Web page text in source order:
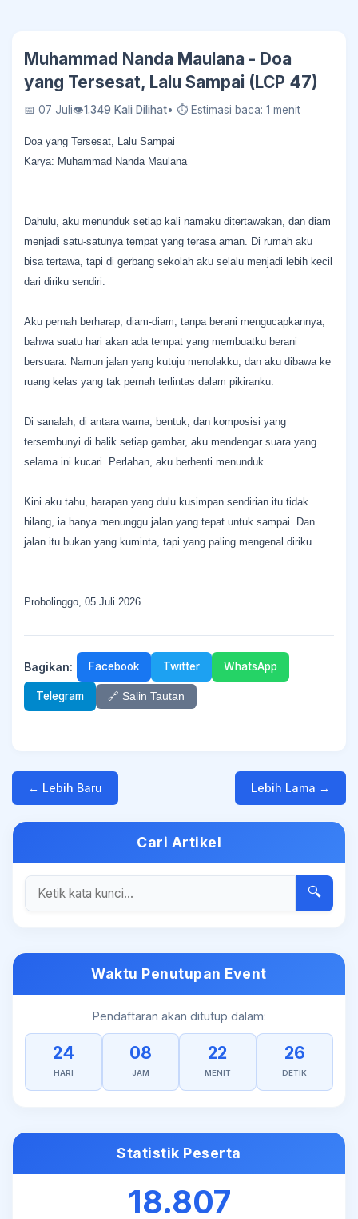
Muhammad Nanda Maulana - Doa
yang Tersesat, Lalu Sampai (LCP 47)
📅 07 Juli👁1.349 Kali Dilihat• ⏱ Estimasi baca: 1 menit
Doa yang Tersesat, Lalu Sampai
Karya: Muhammad Nanda Maulana
Dahulu, aku menunduk setiap kali namaku ditertawakan, dan diam
menjadi satu-satunya tempat yang terasa aman. Di rumah aku
bisa tertawa, tapi di gerbang sekolah aku selalu menjadi lebih kecil
dari diriku sendiri.
Aku pernah berharap, diam-diam, tanpa berani mengucapkannya,
bahwa suatu hari akan ada tempat yang membuatku berani
bersuara. Namun jalan yang kutuju menolakku, dan aku dibawa ke
ruang kelas yang tak pernah terlintas dalam pikiranku.
Di sanalah, di antara warna, bentuk, dan komposisi yang
tersembunyi di balik setiap gambar, aku mendengar suara yang
selama ini kucari. Perlahan, aku berhenti menunduk.
Kini aku tahu, harapan yang dulu kusimpan sendirian itu tidak
hilang, ia hanya menunggu jalan yang tepat untuk sampai. Dan
jalan itu bukan yang kuminta, tapi yang paling mengenal diriku.
Probolinggo, 05 Juli 2026
Bagikan: Facebook Twitter WhatsApp
Telegram 🔗 Salin Tautan
← Lebih Baru Lebih Lama →
Cari Artikel
🔍
Waktu Penutupan Event
Pendaftaran akan ditutup dalam:
24
HARI
08
JAM
22
MENIT
26
DETIK
Statistik Peserta
18.807